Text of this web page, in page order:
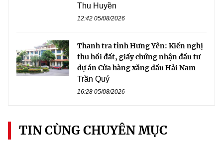
Thu Huyền
12:42 05/08/2026
Thanh tra tỉnh Hưng Yên: Kiến nghị
thu hồi đất, giấy chứng nhận đầu tư
dự án Cửa hàng xăng dầu Hải Nam
Trần Quý
16:28 05/08/2026
TIN CÙNG CHUYÊN MỤC